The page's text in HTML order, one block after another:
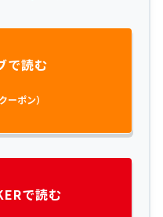
で読む
ーポン）
で読む